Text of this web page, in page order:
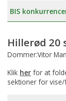
BIS
Hillerød 20
Dommer:Vitor
Klik her for at
sektioner for